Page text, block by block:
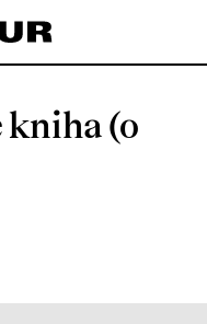
žádné položky.
kniha (o